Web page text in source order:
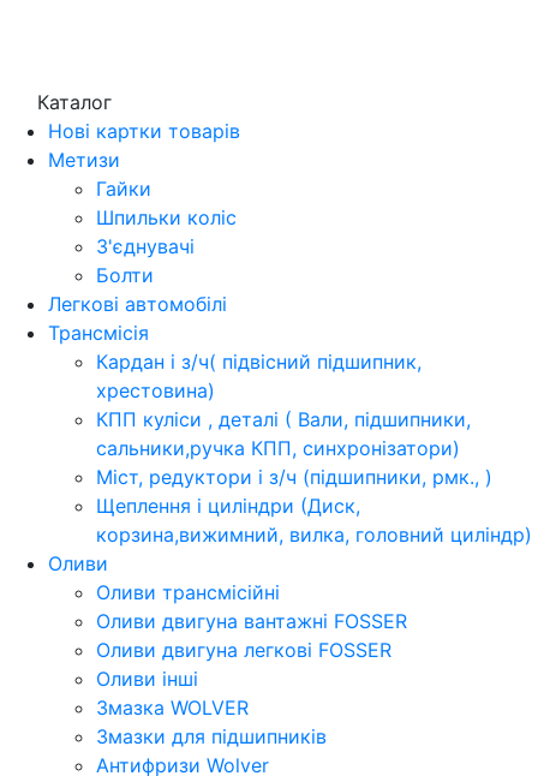
Каталог
Нові картки товарів
Метизи
Гайки
Шпильки коліс
З'єднувачі
Болти
Легкові автомобілі
Трансмісія
Кардан і з/ч( підвісний підшипник,
хрестовина)
КПП куліси , деталі ( Вали, підшипники,
сальники,ручка КПП, синхронізатори)
Міст, редуктори і з/ч (підшипники, рмк., )
Щеплення і циліндри (Диск,
корзина,вижимний, вилка, головний циліндр)
Оливи
Оливи трансмісійні
Оливи двигуна вантажні FOSSER
Оливи двигуна легкові FOSSER
Оливи інші
Змазка WOLVER
Змазки для підшипників
Антифризи Wolver